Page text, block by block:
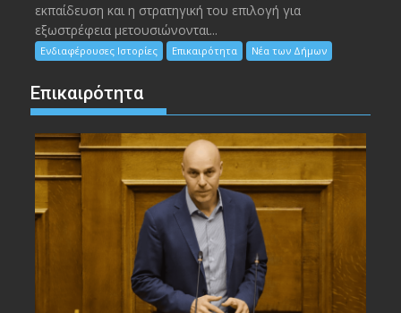
εκπαίδευση και η στρατηγική του επιλογή για
εξωστρέφεια μετουσιώνονται...
Ενδιαφέρουσες Ιστορίες Επικαιρότητα Νέα των Δήμων
Επικαιρότητα